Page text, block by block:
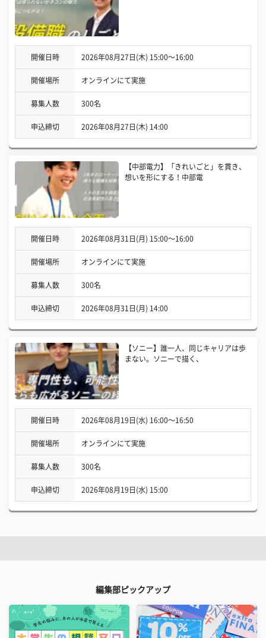
開催日時 2026年08月27日(木) 15:00〜16:00
開催場所 オンラインにて実施
募集人数 300名
申込締切 2026年08月27日(木) 14:00
【中部電力】「きれいごと」を貫き、
想いを形にする！中部電
開催日時 2026年08月31日(月) 15:00〜16:00
開催場所 オンラインにて実施
募集人数 300名
申込締切 2026年08月31日(月) 14:00
【ソニー】誰一人、同じキャリアは歩
まない。ソニーで描く、
開催日時 2026年08月19日(水) 16:00〜16:50
開催場所 オンラインにて実施
募集人数 300名
申込締切 2026年08月19日(水) 15:00
編集部ピックアップ